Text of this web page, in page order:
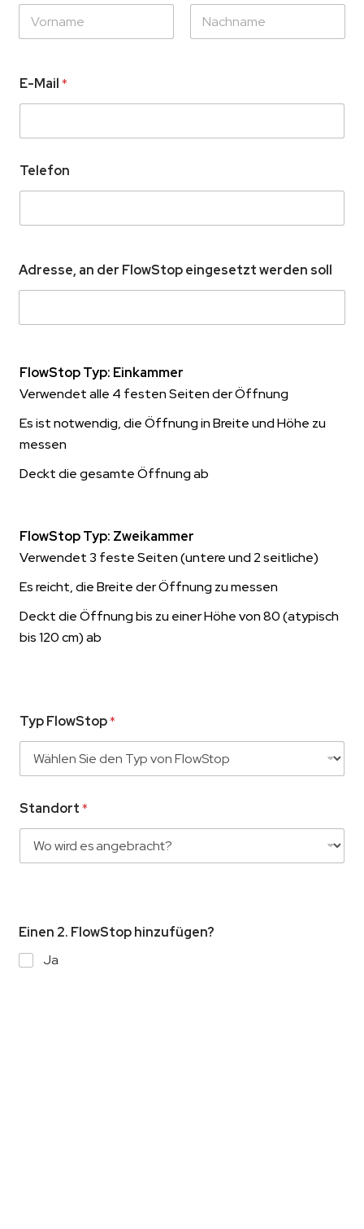
E-Mail*
Telefon
Adresse, an der FlowStop eingesetzt werden soll
FlowStop Typ: Einkammer
Verwendet alle 4 festen Seiten der Öffnung
Es ist notwendig, die Öffnung in Breite und Höhe zu
messen
Deckt die gesamte Öffnung ab
FlowStop Typ: Zweikammer
Verwendet 3 feste Seiten (untere und 2 seitliche)
Es reicht, die Breite der Öffnung zu messen
Deckt die Öffnung bis zu einer Höhe von 80 (atypisch
bis 120 cm) ab
Typ FlowStop*
Standort*
Einen 2. FlowStop hinzufügen?
Ja